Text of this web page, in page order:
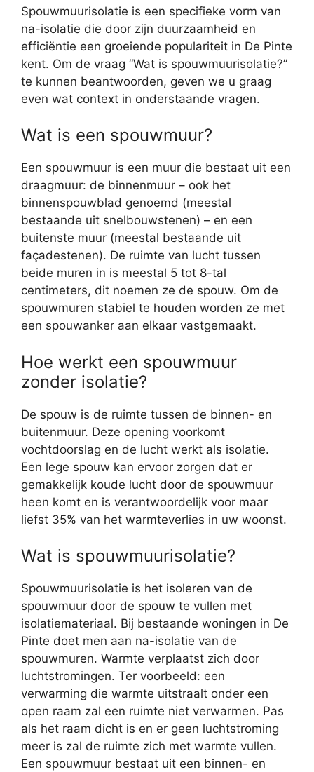
Spouwmuurisolatie is een specifieke vorm van
na-isolatie die door zijn duurzaamheid en
efficiëntie een groeiende populariteit in De Pinte
kent. Om de vraag “Wat is spouwmuurisolatie?”
te kunnen beantwoorden, geven we u graag
even wat context in onderstaande vragen.
Wat is een spouwmuur?
Een spouwmuur is een muur die bestaat uit een
draagmuur: de binnenmuur – ook het
binnenspouwblad genoemd (meestal
bestaande uit snelbouwstenen) – en een
buitenste muur (meestal bestaande uit
façadestenen). De ruimte van lucht tussen
beide muren in is meestal 5 tot 8-tal
centimeters, dit noemen ze de spouw. Om de
spouwmuren stabiel te houden worden ze met
een spouwanker aan elkaar vastgemaakt.
Hoe werkt een spouwmuur
zonder isolatie?
De spouw is de ruimte tussen de binnen- en
buitenmuur. Deze opening voorkomt
vochtdoorslag en de lucht werkt als isolatie.
Een lege spouw kan ervoor zorgen dat er
gemakkelijk koude lucht door de spouwmuur
heen komt en is verantwoordelijk voor maar
liefst 35% van het warmteverlies in uw woonst.
Wat is spouwmuurisolatie?
Spouwmuurisolatie is het isoleren van de
spouwmuur door de spouw te vullen met
isolatiemateriaal. Bij bestaande woningen in De
Pinte doet men aan na-isolatie van de
spouwmuren. Warmte verplaatst zich door
luchtstromingen. Ter voorbeeld: een
verwarming die warmte uitstraalt onder een
open raam zal een ruimte niet verwarmen. Pas
als het raam dicht is en er geen luchtstroming
meer is zal de ruimte zich met warmte vullen.
Een spouwmuur bestaat uit een binnen- en